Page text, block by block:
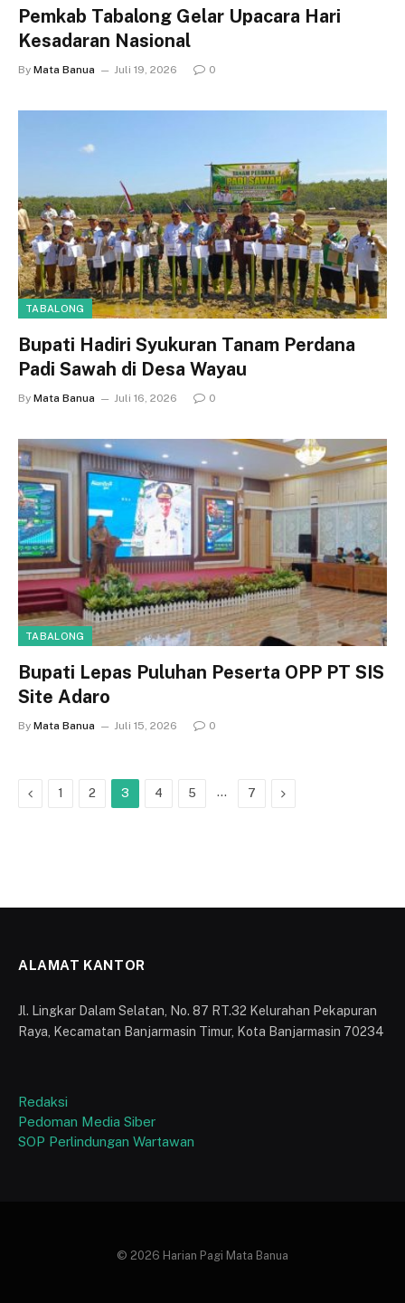
Pemkab Tabalong Gelar Upacara Hari
Kesadaran Nasional
By Mata Banua Juli 19, 2026 0
TABALONG
Bupati Hadiri Syukuran Tanam Perdana
Padi Sawah di Desa Wayau
By Mata Banua Juli 16, 2026 0
TABALONG
Bupati Lepas Puluhan Peserta OPP PT SIS
Site Adaro
By Mata Banua Juli 15, 2026 0
Previous
1 2 3 4 5 … 7 Next
ALAMAT KANTOR
Jl. Lingkar Dalam Selatan, No. 87 RT.32 Kelurahan Pekapuran
Raya, Kecamatan Banjarmasin Timur, Kota Banjarmasin 70234
Redaksi
Pedoman Media Siber
SOP Perlindungan Wartawan
© 2026 Harian Pagi Mata Banua